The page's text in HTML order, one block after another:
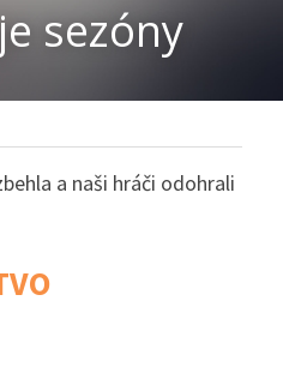
sezóny
a naši hráči odohrali